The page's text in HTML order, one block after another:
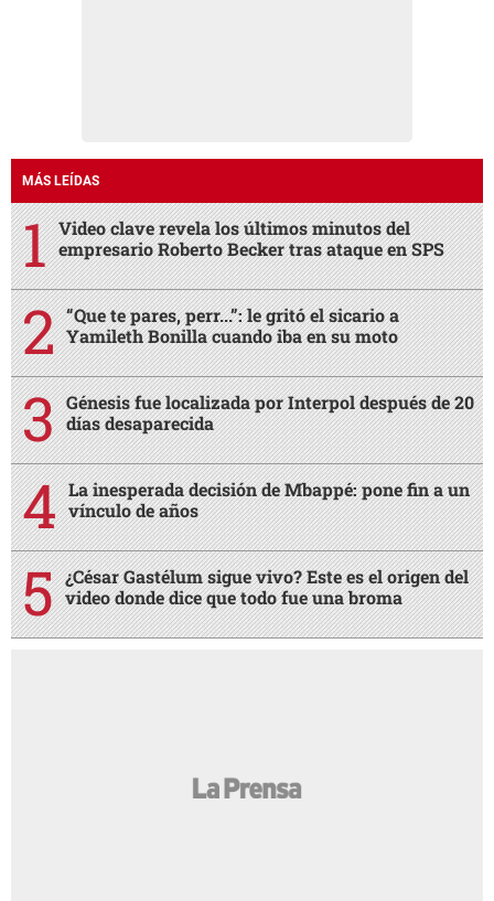
MÁS LEÍDAS
Video clave revela los últimos minutos del
empresario Roberto Becker tras ataque en SPS
“Que te pares, perr...”: le gritó el sicario a
Yamileth Bonilla cuando iba en su moto
Génesis fue localizada por Interpol después de 20
días desaparecida
La inesperada decisión de Mbappé: pone fin a un
vínculo de años
¿César Gastélum sigue vivo? Este es el origen del
video donde dice que todo fue una broma